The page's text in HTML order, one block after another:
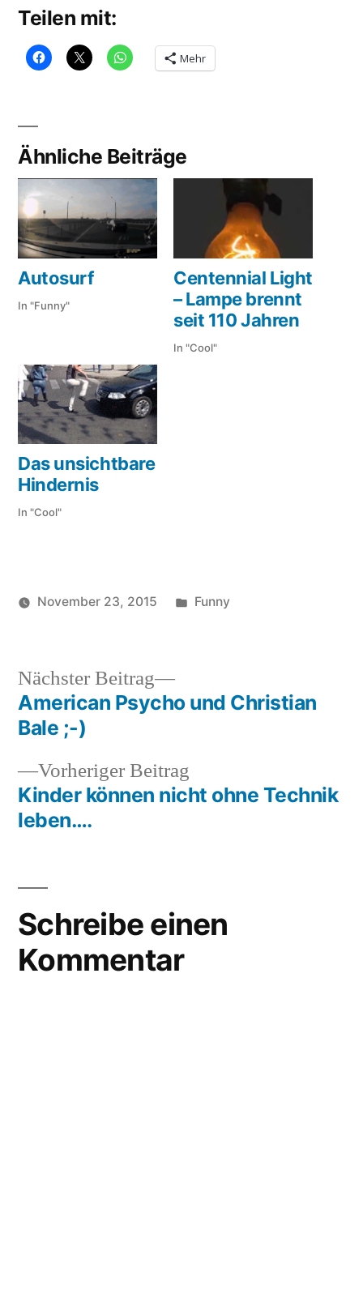
Teilen mit:
Mehr
Ähnliche Beiträge
Autosurf
In "Funny"
Centennial Light
– Lampe brennt
seit 110 Jahren
In "Cool"
Das unsichtbare
Hindernis
In "Cool"
November 23, 2015
Veröffentlicht
Funny
brennt ,
lustig ,
Beitragsnavigation
Vorheriger Beitrag
Beitrag:
Kinder können nicht ohne Technik
leben….
Nächster Beitrag
Nächster
Beitrag:
American Psycho und Christian
Bale ;-)
Schreibe einen
Kommentar